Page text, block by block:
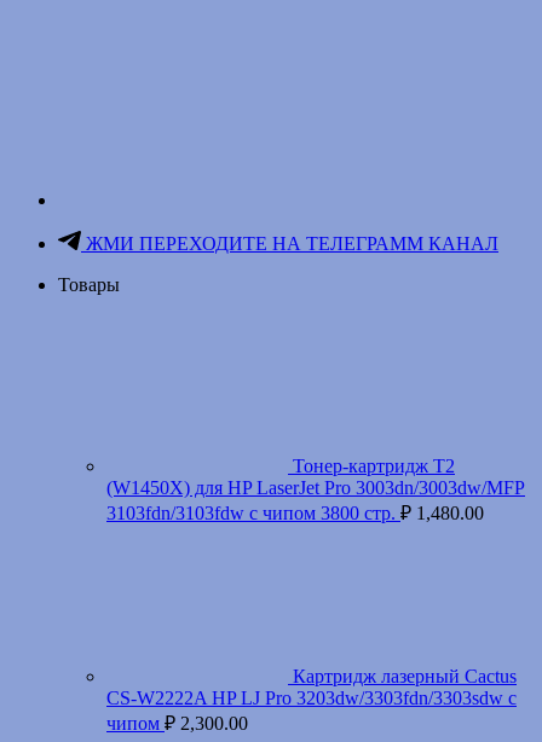
ЖМИ ПЕРЕХОДИТЕ НА ТЕЛЕГРАММ КАНАЛ
Товары
Тонер-картридж T2
(W1450X) для HP LaserJet Pro 3003dn/3003dw/MFP
3103fdn/3103fdw с чипом 3800 стр. ₽ 1,480.00
Картридж лазерный Cactus
CS-W2222A HP LJ Pro 3203dw/3303fdn/3303sdw с
чипом ₽ 2,300.00